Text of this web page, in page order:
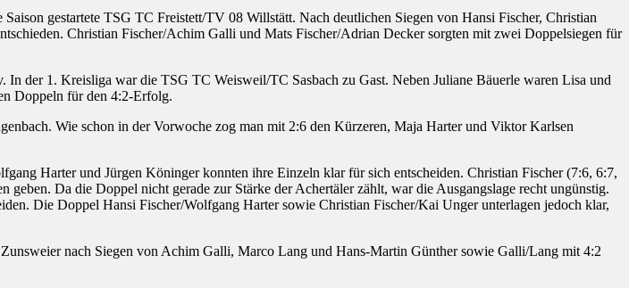
gestartete TSG TC Freistett/TV 08 Willstätt. Nach deutlichen Siegen von Hansi Fischer, Christian
Christian Fischer/Achim Galli und Mats Fischer/Adrian Decker sorgten mit zwei Doppelsiegen für
der 1. Kreisliga war die TSG TC Weisweil/TC Sasbach zu Gast. Neben Juliane Bäuerle waren Lisa und
Doppeln für den 4:2-Erfolg.
Wie schon in der Vorwoche zog man mit 2:6 den Kürzeren, Maja Harter und Viktor Karlsen
Harter und Jürgen Köninger konnten ihre Einzeln klar für sich entscheiden. Christian Fischer (7:6, 6:7,
Da die Doppel nicht gerade zur Stärke der Achertäler zählt, war die Ausgangslage recht ungünstig.
Die Doppel Hansi Fischer/Wolfgang Harter sowie Christian Fischer/Kai Unger unterlagen jedoch klar,
nach Siegen von Achim Galli, Marco Lang und Hans-Martin Günther sowie Galli/Lang mit 4:2